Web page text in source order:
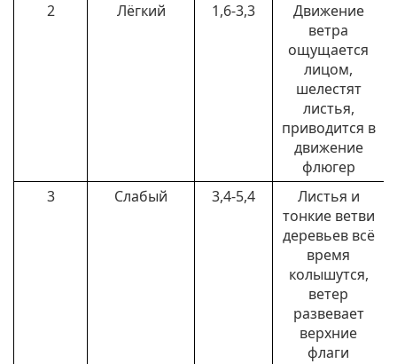
2
Лёгкий 1,6-3,3
Движение
ветра
ощущается
лицом,
шелестят
листья,
приводится в
движение
флюгер
3
Слабый 3,4-5,4
Листья и
тонкие ветви
деревьев всё
время
колышутся,
ветер
развевает
верхние
флаги